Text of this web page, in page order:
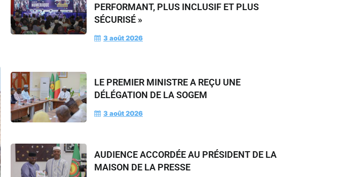
3 août 2026
PERFORMANT, PLUS INCLUSIF ET PLUS
SÉCURISÉ »
3 août 2026
LE PREMIER MINISTRE A REÇU UNE
DÉLÉGATION DE LA SOGEM
AUDIENCE ACCORDÉE AU PRÉSIDENT DE LA
MAISON DE LA PRESSE